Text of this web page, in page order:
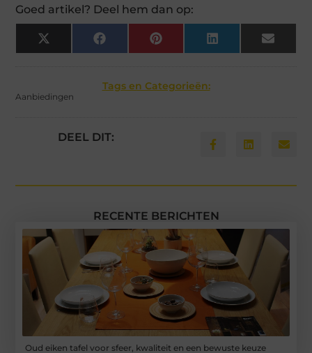
Goed artikel? Deel hem dan op:
X
(Twitter)
Facebook Pinterest LinkedIn Email
Tags en Categorieën:
Aanbiedingen
DEEL DIT:
RECENTE BERICHTEN
Oud eiken tafel voor sfeer, kwaliteit en een bewuste keuze